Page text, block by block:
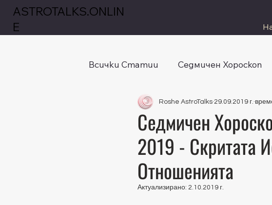
ASTROTALKS.ONLIN
E
Всички Статии Седмичен Хороскоп
Седмичен
2019 - Скритата
Отношенията
Roshe AstroTalks 29.09.2019 г.
Актуализирано: 2.10.2019 г.